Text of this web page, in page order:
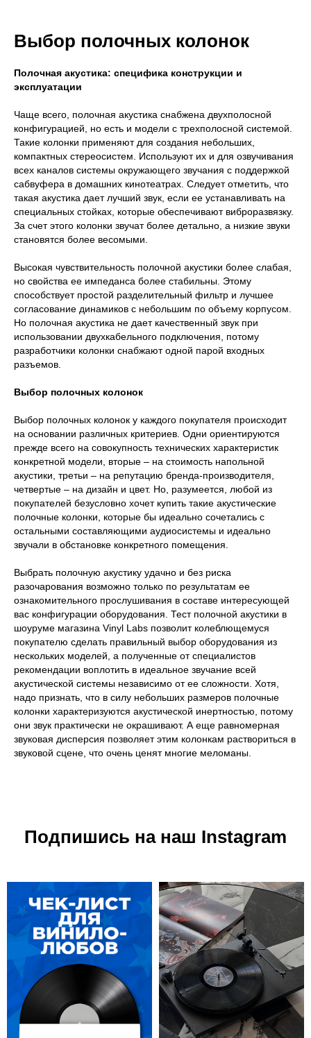
Выбор полочных колонок
Полочная акустика: специфика конструкции и
эксплуатации
Чаще всего, полочная акустика снабжена двухполосной
конфигурацией, но есть и модели с трехполосной системой.
Такие колонки применяют для создания небольших,
компактных стереосистем. Используют их и для озвучивания
всех каналов системы окружающего звучания с поддержкой
сабвуфера в домашних кинотеатрах. Следует отметить, что
такая акустика дает лучший звук, если ее устанавливать на
специальных стойках, которые обеспечивают виброразвязку.
За счет этого колонки звучат более детально, а низкие звуки
становятся более весомыми.
Высокая чувствительность полочной акустики более слабая,
но свойства ее импеданса более стабильны. Этому
способствует простой разделительный фильтр и лучшее
согласование динамиков с небольшим по объему корпусом.
Но полочная акустика не дает качественный звук при
использовании двухкабельного подключения, потому
разработчики колонки снабжают одной парой входных
разъемов.
Выбор полочных колонок
Выбор полочных колонок у каждого покупателя происходит
на основании различных критериев. Одни ориентируются
прежде всего на совокупность технических характеристик
конкретной модели, вторые – на стоимость напольной
акустики, третьи – на репутацию бренда-производителя,
четвертые – на дизайн и цвет. Но, разумеется, любой из
покупателей безусловно хочет купить такие акустические
полочные колонки, которые бы идеально сочетались с
остальными составляющими аудиосистемы и идеально
звучали в обстановке конкретного помещения.
Выбрать полочную акустику удачно и без риска
разочарования возможно только по результатам ее
ознакомительного прослушивания в составе интересующей
вас конфигурации оборудования. Тест полочной акустики в
шоуруме магазина Vinyl Labs позволит колеблющемуся
покупателю сделать правильный выбор оборудования из
нескольких моделей, а полученные от специалистов
рекомендации воплотить в идеальное звучание всей
акустической системы независимо от ее сложности. Хотя,
надо признать, что в силу небольших размеров полочные
колонки характеризуются акустической инертностью, потому
они звук практически не окрашивают. А еще равномерная
звуковая дисперсия позволяет этим колонкам раствориться в
звуковой сцене, что очень ценят многие меломаны.
Подпишись на наш Instagram